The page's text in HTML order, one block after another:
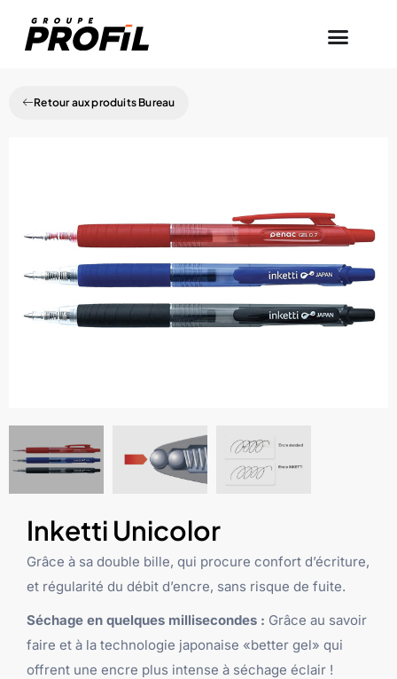
Retour aux produits Bureau
Inketti Unicolor
Grâce à sa double bille, qui procure confort d’écriture,
et régularité du débit d’encre, sans risque de fuite.
Séchage en quelques millisecondes : Grâce au savoir
faire et à la technologie japonaise «better gel» qui
offrent une encre plus intense à séchage éclair !